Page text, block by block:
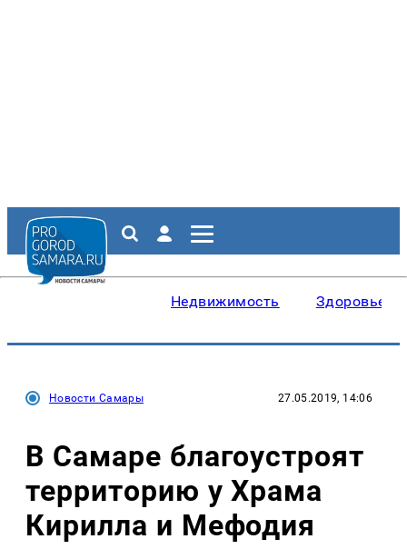
Недвижимость Здоровье
Новости Самары 27.05.2019, 14:06
В Самаре благоустроят
территорию у Храма
Кирилла и Мефодия